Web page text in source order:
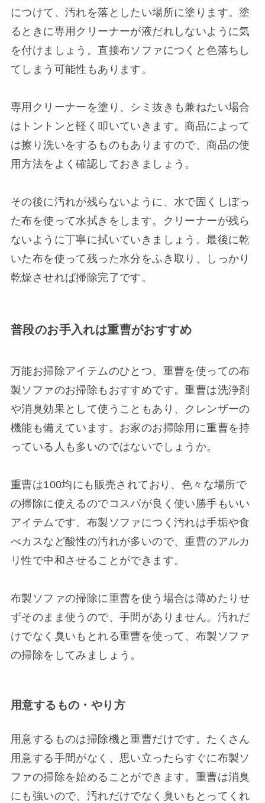
につけて、汚れを落としたい場所に塗ります。塗
るときに専用クリーナーが液だれしないように気
を付けましょう。直接布ソファにつくと色落ちし
てしまう可能性もあります。
専用クリーナーを塗り、シミ抜きも兼ねたい場合
はトントンと軽く叩いていきます。商品によって
は擦り洗いをするものもありますので、商品の使
用方法をよく確認しておきましょう。
その後に汚れが残らないように、水で固くしぼっ
た布を使って水拭きをします。クリーナーが残ら
ないように丁寧に拭いていきましょう。最後に乾
いた布を使って残った水分をふき取り、しっかり
乾燥させれば掃除完了です。
普段のお手入れは重曹がおすすめ
万能お掃除アイテムのひとつ、重曹を使っての布
製ソファのお掃除もおすすめです。重曹は洗浄剤
や消臭効果として使うこともあり、クレンザーの
機能も備えています。お家のお掃除用に重曹を持
っている人も多いのではないでしょうか。
重曹は100均にも販売されており、色々な場所で
の掃除に使えるのでコスパが良く使い勝手もいい
アイテムです。布製ソファにつく汚れは手垢や食
べカスなど酸性の汚れが多いので、重曹のアルカ
リ性で中和させることができます。
布製ソファの掃除に重曹を使う場合は薄めたりせ
ずそのまま使うので、手間がありません。汚れだ
けでなく臭いもとれる重曹を使って、布製ソファ
の掃除をしてみましょう。
用意するもの・やり方
用意するものは掃除機と重曹だけです。たくさん
用意する手間がなく、思い立ったらすぐに布製ソ
ファの掃除を始めることができます。重曹は消臭
にも強いので、汚れだけでなく臭いもとってくれ